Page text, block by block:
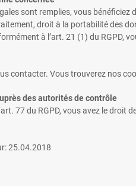
sont remplies, vous
droit à la portabilité des
à l’art. 21 (1) du RGPD,
contacter. Vous trouverez nos
des autorités de contrôle
77 du RGPD, vous avez le droit
25.04.2018